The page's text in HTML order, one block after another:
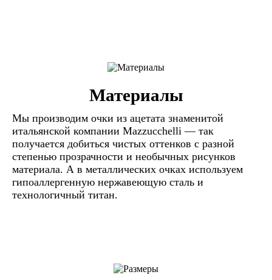
Материалы
Мы производим очки из ацетата знаменитой
итальянской компании Mazzucchelli — так
получается добиться чистых оттенков с разной
степенью прозрачности и необычных рисунков
материала. А в металлических очках используем
гипоаллергенную нержавеющую сталь и
технологичный титан.